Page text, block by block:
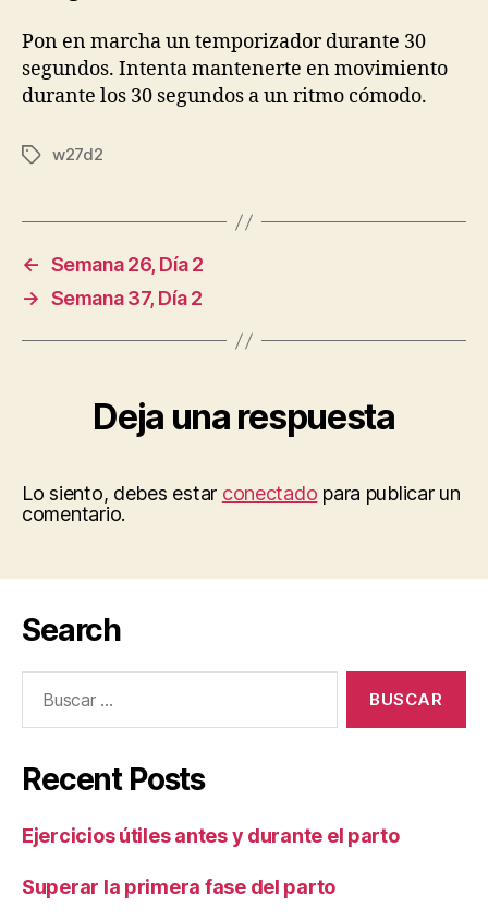
Pon en marcha un temporizador durante 30
segundos. Intenta mantenerte en movimiento
durante los 30 segundos a un ritmo cómodo.
Etiquetas
w27d2
← Semana 26, Día 2
→ Semana 37, Día 2
Deja una respuesta
Lo siento, debes estar conectado para publicar un
comentario.
Search
Recent Posts
Ejercicios útiles antes y durante el parto
Superar la primera fase del parto